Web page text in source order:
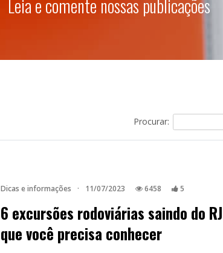
Leia e comente nossas publicações
Procurar:
Dicas e informações · 11/07/2023 6458 5
6 excursões rodoviárias saindo do RJ
que você precisa conhecer